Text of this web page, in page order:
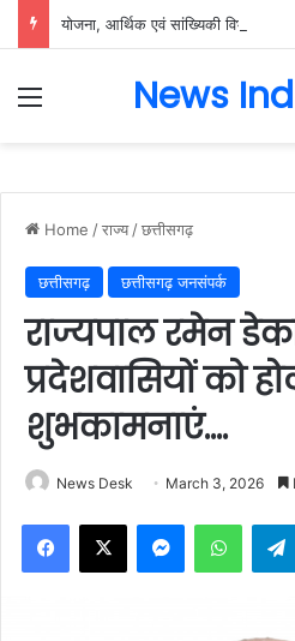
Menu News
Home /राज्य /छत्तीसगढ़
छत्तीसगढ़ छत्तीसगढ़ जनसंपर्क
राज्यपाल रमेन
प्रदेशवासियों को
शुभकामनाएं….
News Desk March 3, 2026
Facebook
X Messenger